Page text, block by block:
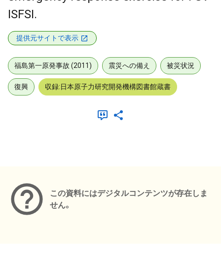
ISFSI.
提供元サイトで表示
福島第一原発事故 (2011) 震災への備え 被災状況
復興 収録:日本原子力研究開発機構図書館蔵書
この資料にはデジタルコンテンツが存在しま
せん。